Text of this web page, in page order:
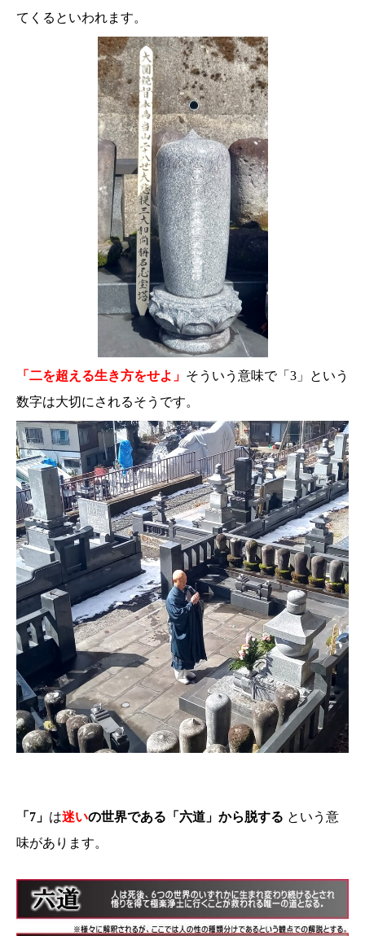
てくるといわれます。
「二を超える生き方をせよ」 そういう意味で「3」という
数字は大切にされるそうです。
「7」 は迷いの世界である「六道」から脱する という意
味があります。